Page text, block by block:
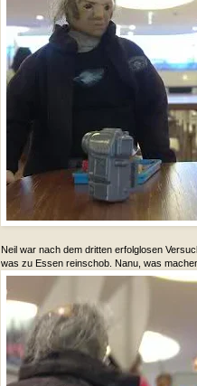
Neil war nach dem dritten erfolglosen
was zu Essen reinschob. Nanu, was